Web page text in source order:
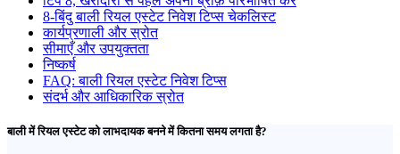
8-बिंदु बाली रियल एस्टेट निवेश टिप्स चेकलिस्ट
कार्यप्रणाली और स्रोत
सीमाएँ और उपयुक्तता
निष्कर्ष
FAQ: बाली रियल एस्टेट निवेश टिप्स
संदर्भ और आधिकारिक स्रोत
बाली में रियल एस्टेट को लाभदायक बनने में कितना समय लगता है?